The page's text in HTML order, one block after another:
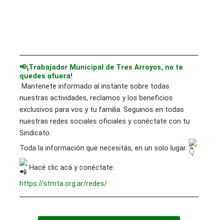
📢¡Trabajador Municipal de Tres Arroyos, no te
quedes afuera!
Mantenete informado al instante sobre todas
nuestras actividades, reclamos y los beneficios
exclusivos para vos y tu familia. Seguinos en todas
nuestras redes sociales oficiales y conéctate con tu
Sindicato.
Toda la información que necesitás, en un solo lugar.
Hacé clic acá y conéctate:
https://stmta.org.ar/redes/